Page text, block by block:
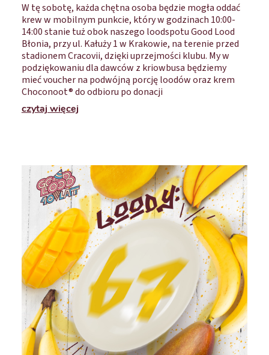
W tę sobotę, każda chętna osoba będzie mogła oddać
krew w mobilnym punkcie, który w godzinach 10:00-
14:00 stanie tuż obok naszego loodspotu Good Lood
Błonia, przy ul. Kałuży 1 w Krakowie, na terenie przed
stadionem Cracovii, dzięki uprzejmości klubu. My w
podziękowaniu dla dawców z kriowbusa będziemy
mieć voucher na podwójną porcję loodów oraz krem
Choconoot® do odbioru po donacji
czytaj więcej